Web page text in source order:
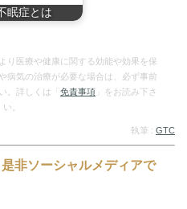
眠症とは
り医療や健康に関する効能や効果を保
病気の治療が必要な場合は、必ず事前
。詳しくは「 免責事項 」をお読み下さ
い。
執筆 : GTC
非ソーシャルメディアで